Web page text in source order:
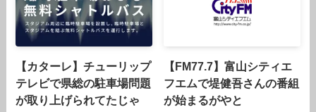
【カターレ】チューリップ
テレビで県総の駐車場問題
が取り上げられてたじゃ
【FM77.7】富山シティエ
フエムで堤健吾さんの番組
が始まるがやと